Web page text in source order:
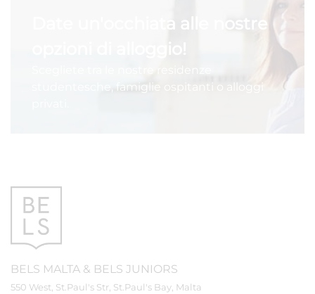
Date un'occhiata alle nostre
studentesche, famiglie ospitanti o alloggi
BELS MALTA & BELS JUNIORS
550 West, St.Paul's Str, St.Paul's Bay, Malta